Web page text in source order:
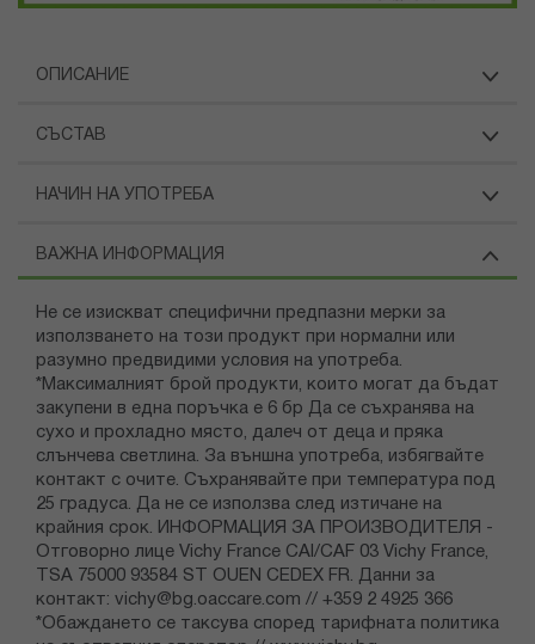
ОПИСАНИЕ
СЪСТАВ
НАЧИН НА УПОТРЕБА
ВАЖНА ИНФОРМАЦИЯ
Не се изискват специфични предпазни мерки за
използването на този продукт при нормални или
разумно предвидими условия на употреба.
*Максималният брой продукти, които могат да бъдат
закупени в една поръчка е 6 бр Да се съхранява на
сухо и прохладно място, далеч от деца и пряка
слънчева светлина. За външна употреба, избягвайте
контакт с очите. Съхранявайте при температура под
25 градуса. Да не се използва след изтичане на
крайния срок. ИНФОРМАЦИЯ ЗА ПРОИЗВОДИТЕЛЯ -
Отговорно лице Vichy France CAI/CAF 03 Vichy France,
TSA 75000 93584 ST OUEN CEDEX FR. Данни за
контакт: vichy@bg.oaccare.com // +359 2 4925 366
*Обаждането се таксува според тарифната политика